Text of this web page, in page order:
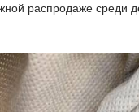
распродаже среди